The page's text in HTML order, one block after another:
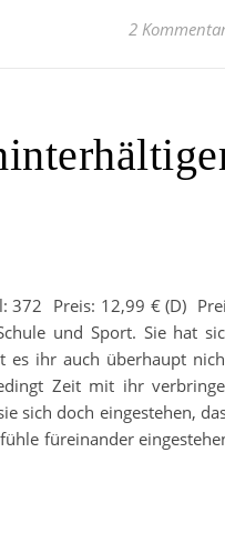
2
372 Preis: 12,99 € (D)
und Sport. Sie hat
es ihr auch überhaupt
Zeit mit ihr
sich doch eingestehen,
füreinander